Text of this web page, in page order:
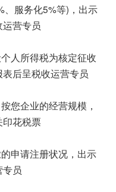
、服务化5%等)，出示
营专员
人所得税为核定征收
后呈税收运营专员
您企业的经营规模，
印花税票
申请注册状况，出示
员